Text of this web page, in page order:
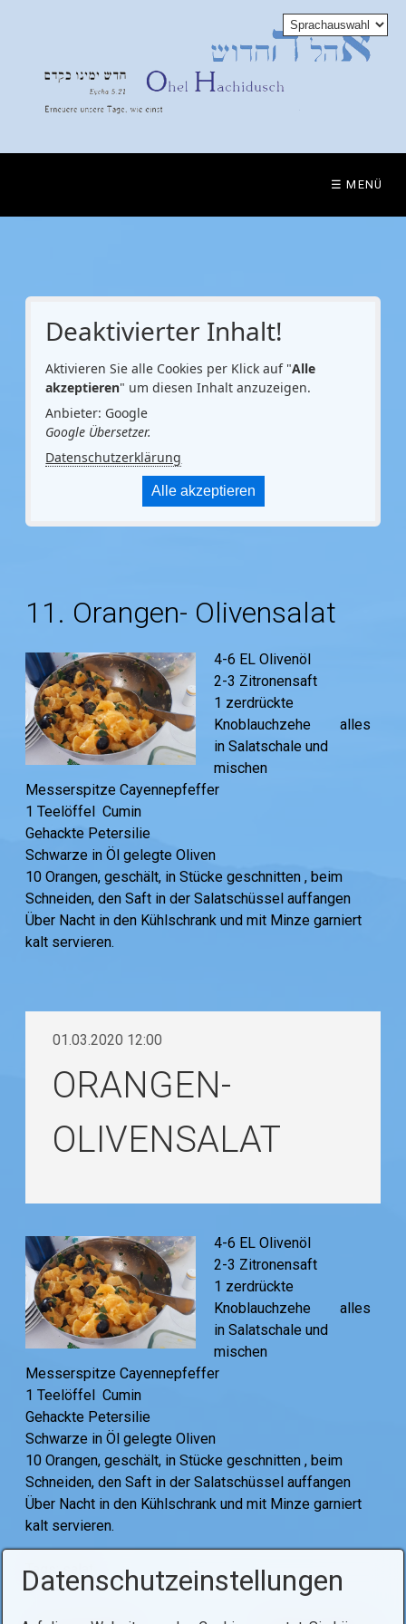
☰ MENÜ
Deaktivierter Inhalt!
Aktivieren Sie alle Cookies per Klick auf "Alle
akzeptieren" um diesen Inhalt anzuzeigen.
Anbieter: Google
Google Übersetzer.
Datenschutzerklärung
Alle akzeptieren
11. Orangen- Olivensalat
4-6 EL Olivenöl
2-3 Zitronensaft
1 zerdrückte
Knoblauchzehe alles
in Salatschale und
mischen
Messerspitze Cayennepfeffer
1 Teelöffel Cumin
Gehackte Petersilie
Schwarze in Öl gelegte Oliven
10 Orangen, geschält, in Stücke geschnitten , beim
Schneiden, den Saft in der Salatschüssel auffangen
Über Nacht in den Kühlschrank und mit Minze garniert
kalt servieren.
01.03.2020 12:00
ORANGEN-
OLIVENSALAT
4-6 EL Olivenöl
2-3 Zitronensaft
1 zerdrückte
Knoblauchzehe alles
in Salatschale und
mischen
Messerspitze Cayennepfeffer
1 Teelöffel Cumin
Gehackte Petersilie
Schwarze in Öl gelegte Oliven
10 Orangen, geschält, in Stücke geschnitten , beim
Schneiden, den Saft in der Salatschüssel auffangen
Über Nacht in den Kühlschrank und mit Minze garniert
kalt servieren.
Tags:
Datenschutzeinstellungen